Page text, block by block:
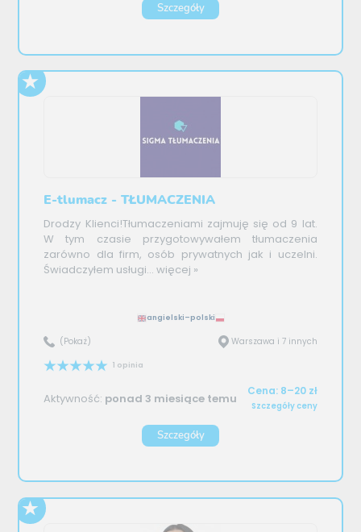
Szczegóły
E-tlumacz - TŁUMACZENIA
Drodzy Klienci!Tłumaczeniami zajmuję się od 9 lat.
W tym czasie przygotowywałem tłumaczenia
zarówno dla firm, osób prywatnych jak i uczelni.
Świadczyłem usługi... więcej »
angielski–polski
(Pokaż) Warszawa i 7 innych
1 opinia
Aktywność: ponad 3 miesiące temu Cena: 8–20 zł
Szczegóły ceny
Szczegóły